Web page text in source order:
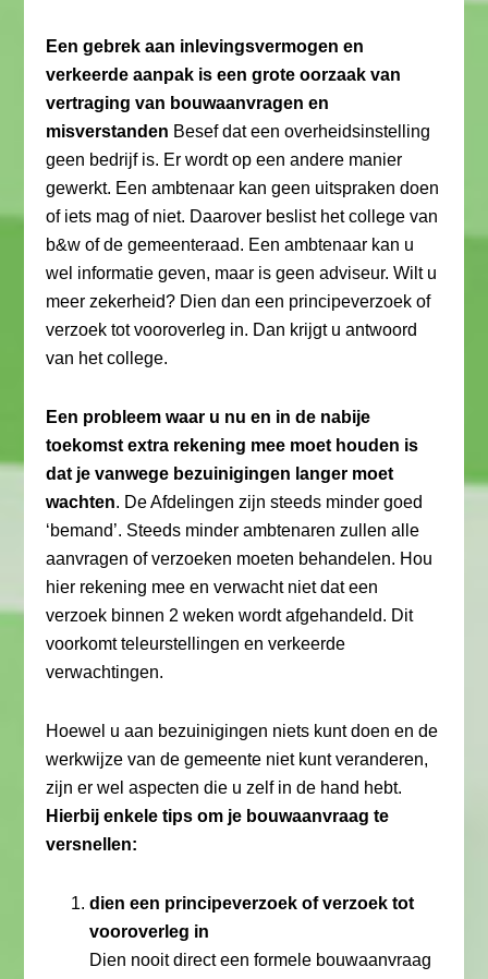
Een gebrek aan inlevingsvermogen en
verkeerde aanpak is een grote oorzaak van
vertraging van bouwaanvragen en
misverstanden Besef dat een overheidsinstelling
geen bedrijf is. Er wordt op een andere manier
gewerkt. Een ambtenaar kan geen uitspraken doen
of iets mag of niet. Daarover beslist het college van
b&w of de gemeenteraad. Een ambtenaar kan u
wel informatie geven, maar is geen adviseur. Wilt u
meer zekerheid? Dien dan een principeverzoek of
verzoek tot vooroverleg in. Dan krijgt u antwoord
van het college.
Een probleem waar u nu en in de nabije
toekomst extra rekening mee moet houden is
dat je vanwege bezuinigingen langer moet
wachten. De Afdelingen zijn steeds minder goed
‘bemand’. Steeds minder ambtenaren zullen alle
aanvragen of verzoeken moeten behandelen. Hou
hier rekening mee en verwacht niet dat een
verzoek binnen 2 weken wordt afgehandeld. Dit
voorkomt teleurstellingen en verkeerde
verwachtingen.
Hoewel u aan bezuinigingen niets kunt doen en de
werkwijze van de gemeente niet kunt veranderen,
zijn er wel aspecten die u zelf in de hand hebt.
Hierbij enkele tips om je bouwaanvraag te
versnellen:
dien een principeverzoek of verzoek tot
vooroverleg in
Dien nooit direct een formele bouwaanvraag